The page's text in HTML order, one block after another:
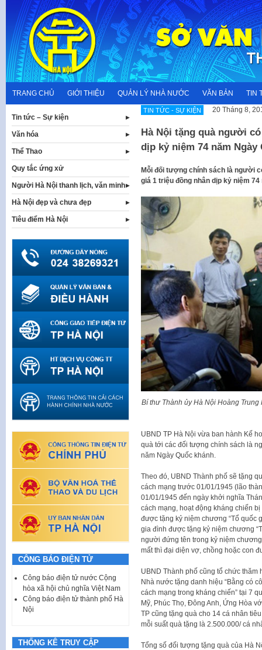
content
TRANG CHỦ GIỚI THIỆU QUẢN LÝ NHÀ NƯỚC VĂN BẢN TIN
TIN TỨC - SỰ KIỆN 20 Tháng 8,
Hà Nội tặng quà người
dịp kỷ niệm 74 năm Ngày
Mỗi đối tượng chính sách là người
giá 1 triệu đồng nhân dịp kỷ niệm
Bí thư Thành ủy Hà Nội Hoàng
UBND TP Hà Nội vừa ban hành Kế
quà tới các đối tượng chính sách là
năm Ngày Quốc khánh.
Theo đó, UBND Thành phố sẽ tặng
cách mạng trước 01/01/1945 (lão
01/01/1945 đến ngày khởi nghĩa
cách mạng, hoạt động kháng chiến
được tặng kỷ niệm chương “Tổ quốc
gia đình được tặng kỷ niệm chương
người đứng tên trong kỷ niệm chương
mất thì đại diện vợ, chồng hoặc con
UBND Thành phố cũng tổ chức
Nhà nước tặng danh hiệu “Bằng có
cách mạng trong kháng chiến” tại 7
Mỹ, Phúc Thọ, Đông Anh, Ứng Hòa
TP cũng tặng quà cho 14 cá nhân
mỗi suất quà tặng là 2.500.000/ cá
Tổng số đối tượng tặng quà của Hà
Tin tức – Sự kiện
Văn hóa
Thể Thao
Quy tắc ứng xử
Người Hà Nội thanh lịch, văn minh
Hà Nội đẹp và chưa đẹp
Tiêu điểm Hà Nội
CÔNG BÁO ĐIỆN TỬ
Công báo điện tử nước Cộng
hòa xã hội chủ nghĩa Việt Nam
Công báo điện tử thành phố Hà
Nội
THỐNG KÊ TRUY CẬP